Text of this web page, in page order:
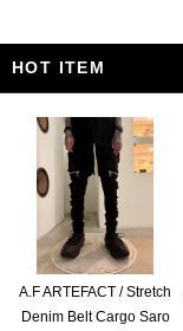
HOT ITEM
A.F ARTEFACT / Stretch
Denim Belt Cargo Saro